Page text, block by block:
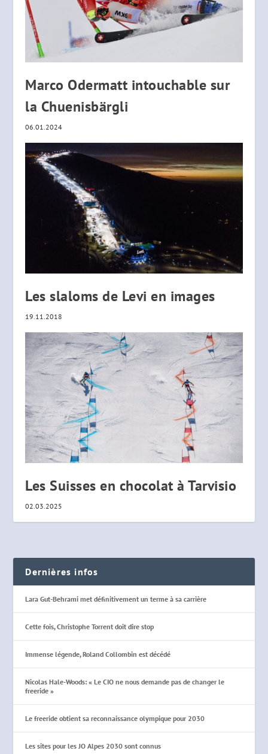
Marco Odermatt intouchable sur
la Chuenisbärgli
06.01.2024
Les slaloms de Levi en images
19.11.2018
Les Suisses en chocolat à Tarvisio
02.03.2025
Dernières infos
Lara Gut-Behrami met définitivement un terme à sa carrière
Cette fois, Christophe Torrent doit dire stop
Immense légende, Roland Collombin est décédé
Nicolas Hale-Woods: « Le CIO ne nous demande pas de changer le
freeride »
Le freeride obtient sa reconnaissance olympique pour 2030
Les sites pour les JO Alpes 2030 sont connus